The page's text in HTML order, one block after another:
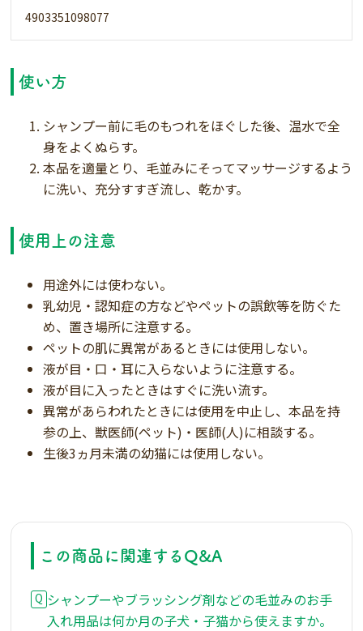
4903351098077
使い方
シャンプー前に毛のもつれをほぐした後、温水で全
身をよくぬらす。
本品を適量とり、毛並みにそってマッサージするよう
に洗い、充分すすぎ流し、乾かす。
使用上の注意
用途外には使わない。
乳幼児・認知症の方などやペットの誤飲等を防ぐた
め、置き場所に注意する。
ペットの肌に異常があるときには使用しない。
液が目・口・耳に入らないように注意する。
液が目に入ったときはすぐに洗い流す。
異常があらわれたときには使用を中止し、本品を持
参の上、獣医師(ペット)・医師(人)に相談する。
生後3ヵ月未満の幼猫には使用しない。
この商品に関連するQ&A
シャンプーやブラッシング剤などの毛並みのお手
入れ用品は何か月の子犬・子猫から使えますか。